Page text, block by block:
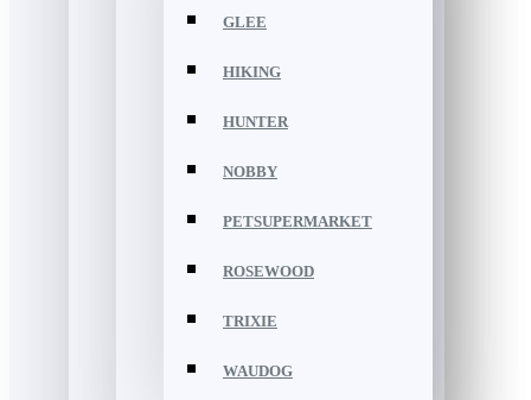
GLEE
HIKING
HUNTER
NOBBY
PETSUPERMARKET
ROSEWOOD
TRIXIE
WAUDOG